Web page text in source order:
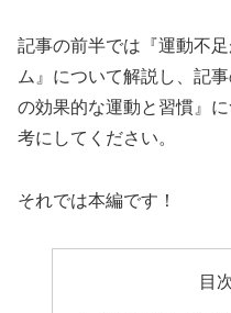
記事の前半では『運動不
ム』について解説し、記
の効果的な運動と習慣』
考にしてください。
それでは本編です！
目